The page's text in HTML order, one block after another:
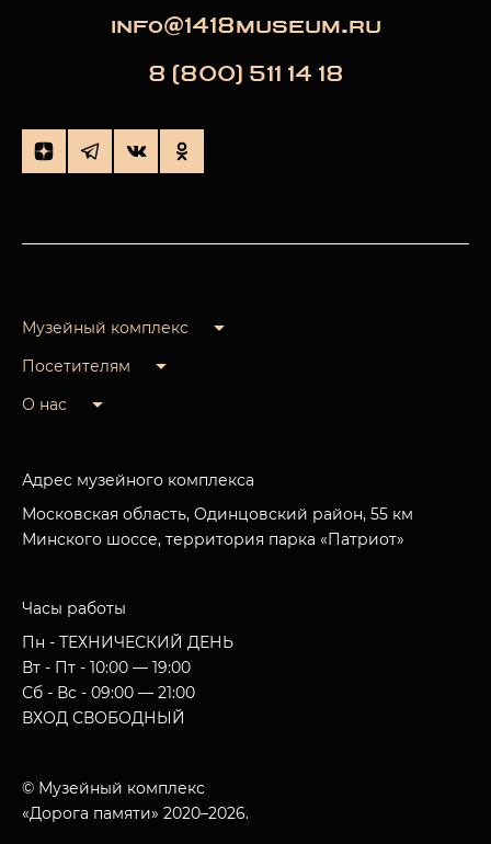
info@1418museum.ru
8 (800) 511 14 18
Музейный комплекс
Посетителям
О нас
Адрес музейного комплекса
Московская область, Одинцовский район, 55 км
Минского шоссе, территория парка «Патриот»
Часы работы
Пн - ТЕХНИЧЕСКИЙ ДЕНЬ
Вт - Пт - 10:00 — 19:00
Сб - Вс - 09:00 — 21:00
ВХОД СВОБОДНЫЙ
© Музейный комплекс
«Дорога памяти» 2020–2026.